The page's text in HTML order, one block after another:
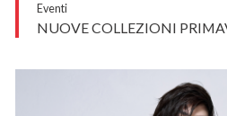
Eventi
NUOVE COLLEZIONI